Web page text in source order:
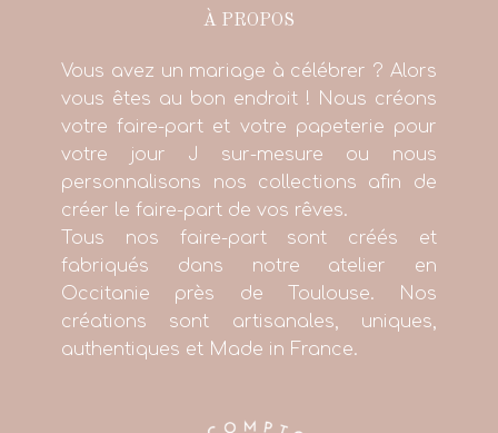
À PROPOS
Vous avez un mariage à célébrer ? Alors
vous êtes au bon endroit ! Nous créons
votre faire-part et votre papeterie pour
votre jour J sur-mesure ou nous
personnalisons nos collections afin de
créer le faire-part de vos rêves.
Tous nos faire-part sont créés et
fabriqués dans notre atelier en
Occitanie près de Toulouse. Nos
créations sont artisanales, uniques,
authentiques et Made in France.